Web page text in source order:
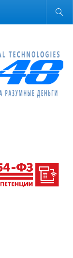
Обычная версия